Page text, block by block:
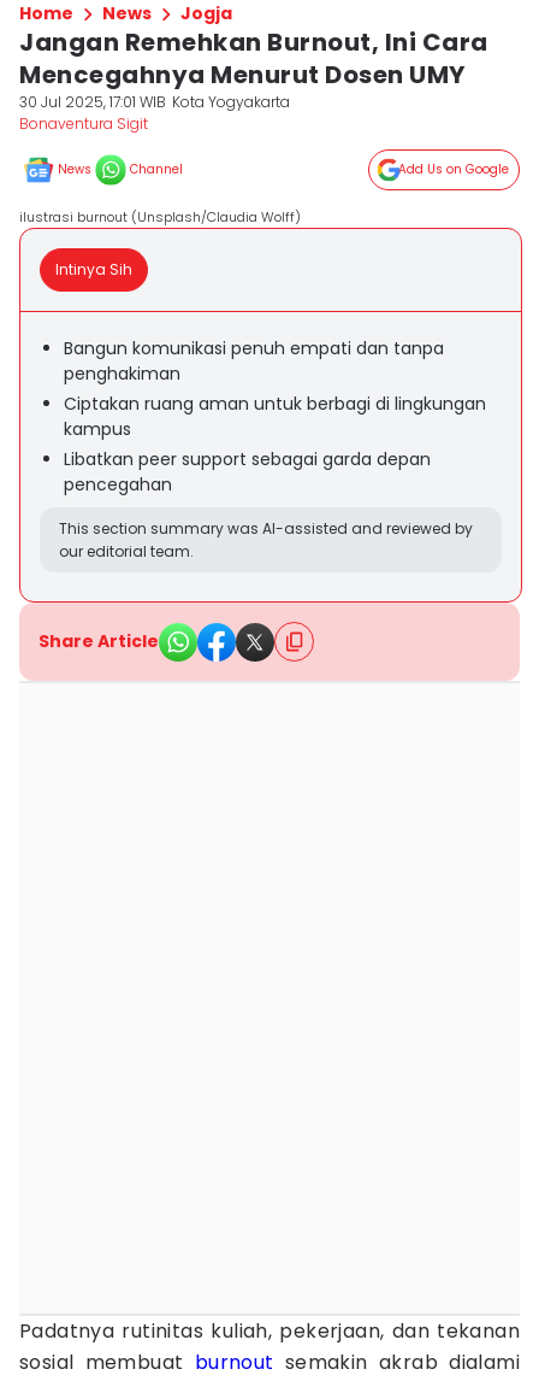
Home News Jogja
Jangan Remehkan Burnout, Ini Cara
Mencegahnya Menurut Dosen UMY
30 Jul 2025, 17:01 WIB Kota Yogyakarta
Bonaventura Sigit
News Channel Add Us on Google
ilustrasi burnout (Unsplash/Claudia Wolff)
Intinya Sih
Bangun komunikasi penuh empati dan tanpa
penghakiman
Ciptakan ruang aman untuk berbagi di lingkungan
kampus
Libatkan peer support sebagai garda depan
pencegahan
This section summary was AI-assisted and reviewed by
our editorial team.
Share Article
Padatnya rutinitas kuliah, pekerjaan, dan tekanan
sosial membuat burnout semakin akrab dialami